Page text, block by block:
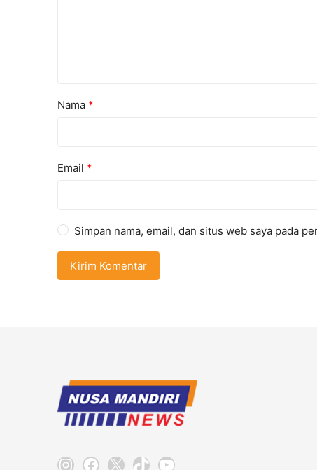
Nama *
Email *
Simpan nama, email, dan situs web saya pada
Instagram
Facebook
X TikTokYouTube